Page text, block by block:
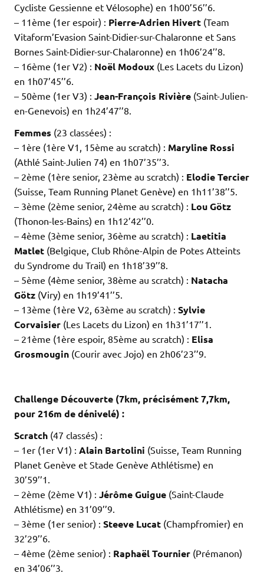
Cycliste Gessienne et Vélosophe) en 1h00’56’’6.
– 11ème (1er espoir) : Pierre-Adrien Hivert (Team
Vitaform’Evasion Saint-Didier-sur-Chalaronne et Sans
Bornes Saint-Didier-sur-Chalaronne) en 1h06’24’’8.
– 16ème (1er V2) : Noël Modoux (Les Lacets du Lizon)
en 1h07’45’’6.
– 50ème (1er V3) : Jean-François Rivière (Saint-Julien-
en-Genevois) en 1h24’47’’8.
Femmes (23 classées) :
– 1ère (1ère V1, 15ème au scratch) : Maryline Rossi
(Athlé Saint-Julien 74) en 1h07’35’’3.
– 2ème (1ère senior, 23ème au scratch) : Elodie Tercier
(Suisse, Team Running Planet Genève) en 1h11’38’’5.
– 3ème (2ème senior, 24ème au scratch) : Lou Götz
(Thonon-les-Bains) en 1h12’42’’0.
– 4ème (3ème senior, 36ème au scratch) : Laetitia
Matlet (Belgique, Club Rhône-Alpin de Potes Atteints
du Syndrome du Trail) en 1h18’39’’8.
– 5ème (4ème senior, 38ème au scratch) : Natacha
Götz (Viry) en 1h19’41’’5.
– 13ème (1ère V2, 63ème au scratch) : Sylvie
Corvaisier (Les Lacets du Lizon) en 1h31’17’’1.
– 21ème (1ère espoir, 85ème au scratch) : Elisa
Grosmougin (Courir avec Jojo) en 2h06’23’’9.
Challenge Découverte (7km, précisément 7,7km,
pour 216m de dénivelé) :
Scratch (47 classés) :
– 1er (1er V1) : Alain Bartolini (Suisse, Team Running
Planet Genève et Stade Genève Athlétisme) en
30’59’’1.
– 2ème (2ème V1) : Jérôme Guigue (Saint-Claude
Athlétisme) en 31’09’’9.
– 3ème (1er senior) : Steeve Lucat (Champfromier) en
32’29’’6.
– 4ème (2ème senior) : Raphaël Tournier (Prémanon)
en 34’06’’3.